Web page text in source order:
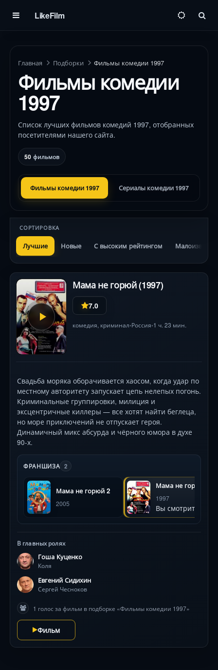
LikeFilm
Главная Подборки Фильмы комедии 1997
Фильмы комедии
1997
Список лучших фильмов комедий 1997, отобранных
посетителями нашего сайта.
50 фильмов
Фильмы комедии 1997 Сериалы комедии 1997
СОРТИРОВКА
Лучшие Новые С высоким рейтингом
Мама не горюй (1997)
7.0
комедия, криминал•Россия•1 ч. 23 мин.
Свадьба моряка оборачивается хаосом, когда удар по
местному авторитету запускает цепь нелепых погонь.
Криминальные группировки, милиция и
эксцентричные киллеры — все хотят найти беглеца,
но море приключений не отпускает героя.
Динамичный микс абсурда и чёрного юмора в духе
90-х.
ФРАНШИЗА 2
Мама не горюй 2
2005
Мама не горюй
1997
Вы смотрите
В главных ролях
Гоша Куценко
Коля
Евгений Сидихин
Сергей Чесноков
1 голос за фильм в подборке «Фильмы комедии 1997»
Фильм